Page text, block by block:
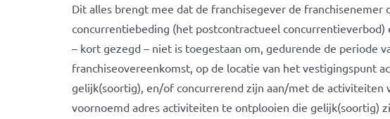
Dit alles brengt mee dat de franchisegever de franchisenemer
concurrentiebeding (het postcontractueel
– kort gezegd – niet is toegestaan om, gedurende de periode
franchiseovereenkomst, op de locatie van het vestigingspunt
gelijk(soortig), en/of concurrerend zijn aan/met de activiteiten
voornoemd adres activiteiten te ontplooien die gelijk(soortig)